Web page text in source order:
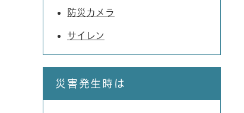
防災カメラ
サイレン
災害発生時は